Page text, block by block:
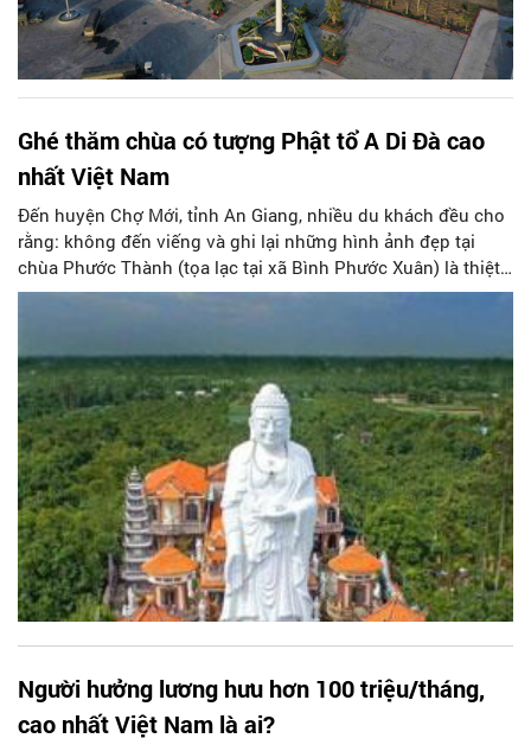
Ghé thăm chùa có tượng Phật tổ A Di Đà cao
nhất Việt Nam
Đến huyện Chợ Mới, tỉnh An Giang, nhiều du khách đều cho
rằng: không đến viếng và ghi lại những hình ảnh đẹp tại
chùa Phước Thành (tọa lạc tại xã Bình Phước Xuân) là thiệt
thòi.
Người hưởng lương hưu hơn 100 triệu/tháng,
cao nhất Việt Nam là ai?